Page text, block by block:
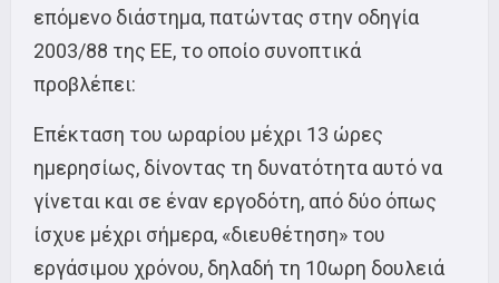
επόμενο διάστημα, πατώντας στην οδηγία
2003/88 της ΕΕ, το οποίο συνοπτικά
προβλέπει:
Επέκταση του ωραρίου μέχρι 13 ώρες
ημερησίως, δίνοντας τη δυνατότητα αυτό να
γίνεται και σε έναν εργοδότη, από δύο όπως
ίσχυε μέχρι σήμερα, «διευθέτηση» του
εργάσιμου χρόνου, δηλαδή τη 10ωρη δουλειά